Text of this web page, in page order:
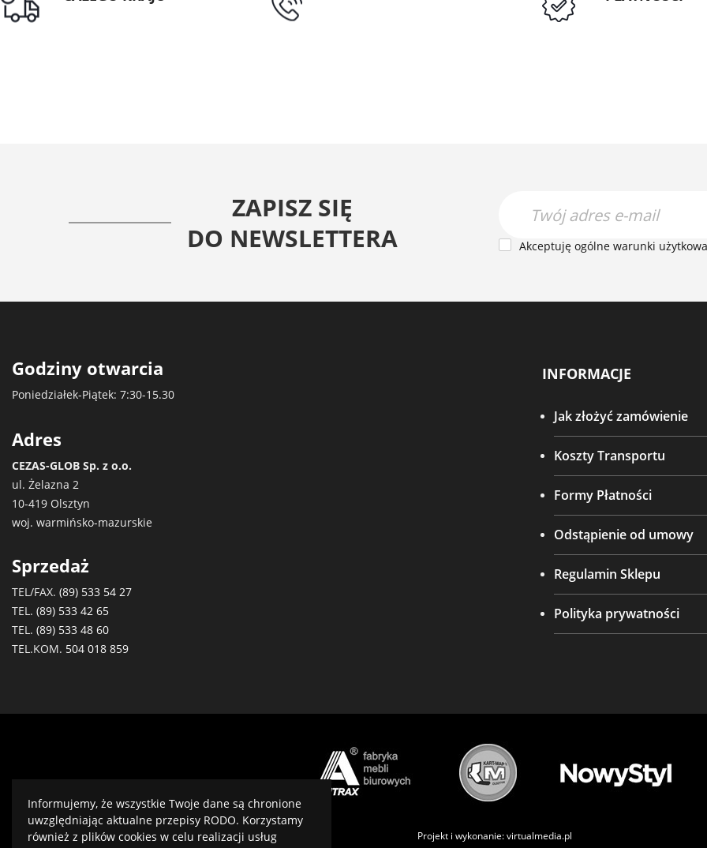
ZAPISZ SIĘ
DO NEWSLETTERA
Akceptuję ogólne warunki
Godziny otwarcia
Poniedziałek-Piątek: 7:30-15.30
Adres
CEZAS-GLOB Sp. z o.o.
ul. Żelazna 2
10-419 Olsztyn
woj. warmińsko-mazurskie
Sprzedaż
TEL/FAX. (89) 533 54 27
TEL. (89) 533 42 65
TEL. (89) 533 48 60
TEL.KOM. 504 018 859
INFORMACJE
Jak złożyć zamówienie
Koszty Transportu
Formy Płatności
Odstąpienie od umowy
Regulamin Sklepu
Polityka prywatności
Projekt i wykonanie:virtualmedia.pl
Informujemy, że wszystkie Twoje dane są chronione
uwzględniając aktualne przepisy RODO. Korzystamy
również z plików cookies w celu realizacji usług